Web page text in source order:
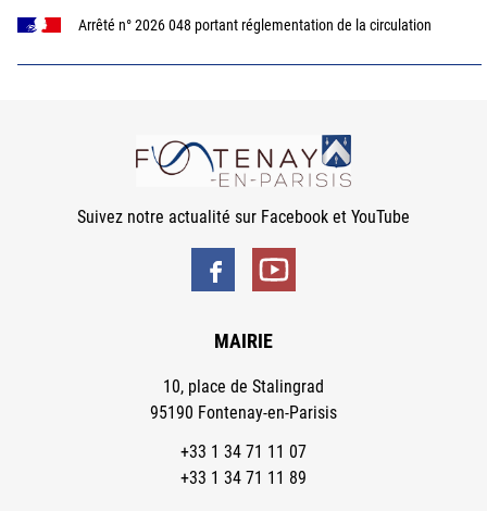
Arrêté n° 2026 048 portant réglementation de la circulation
Suivez notre actualité sur Facebook et YouTube
MAIRIE
10, place de Stalingrad
95190 Fontenay-en-Parisis
+33 1 34 71 11 07
+33 1 34 71 11 89